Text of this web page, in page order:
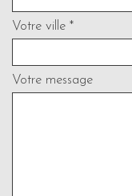
Votre ville *
Votre message